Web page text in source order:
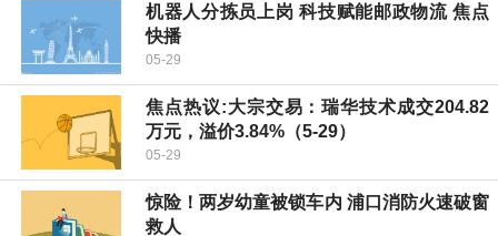
机器人分拣员上岗 科技赋能邮政物流 焦点
快播
05-29
焦点热议:大宗交易：瑞华技术成交204.82
万元，溢价3.84%（5-29）
05-29
惊险！两岁幼童被锁车内 浦口消防火速破窗
救人